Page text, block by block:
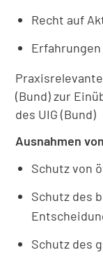
Recht auf
(Bund) zur
des UIG (Bund)
Ausnahmen
Schutz von
Schutz des
Schutz des